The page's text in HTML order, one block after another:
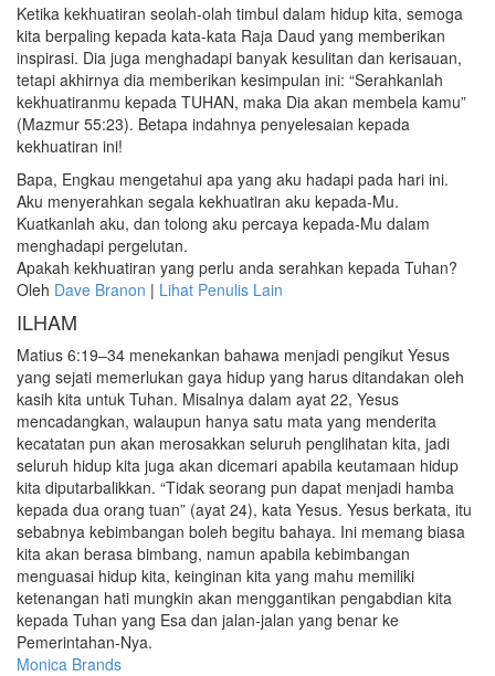
Ketika kekhuatiran seolah-olah timbul dalam hidup kita, semoga
kita berpaling kepada kata-kata Raja Daud yang memberikan
inspirasi. Dia juga menghadapi banyak kesulitan dan kerisauan,
tetapi akhirnya dia memberikan kesimpulan ini: “Serahkanlah
kekhuatiranmu kepada TUHAN, maka Dia akan membela kamu”
(Mazmur 55:23). Betapa indahnya penyelesaian kepada
kekhuatiran ini!
Bapa, Engkau mengetahui apa yang aku hadapi pada hari ini.
Aku menyerahkan segala kekhuatiran aku kepada-Mu.
Kuatkanlah aku, dan tolong aku percaya kepada-Mu dalam
menghadapi pergelutan.
Apakah kekhuatiran yang perlu anda serahkan kepada Tuhan?
Oleh Dave Branon | Lihat Penulis Lain
ILHAM
Matius 6:19–34 menekankan bahawa menjadi pengikut Yesus
yang sejati memerlukan gaya hidup yang harus ditandakan oleh
kasih kita untuk Tuhan. Misalnya dalam ayat 22, Yesus
mencadangkan, walaupun hanya satu mata yang menderita
kecatatan pun akan merosakkan seluruh penglihatan kita, jadi
seluruh hidup kita juga akan dicemari apabila keutamaan hidup
kita diputarbalikkan. “Tidak seorang pun dapat menjadi hamba
kepada dua orang tuan” (ayat 24), kata Yesus. Yesus berkata, itu
sebabnya kebimbangan boleh begitu bahaya. Ini memang biasa
kita akan berasa bimbang, namun apabila kebimbangan
menguasai hidup kita, keinginan kita yang mahu memiliki
ketenangan hati mungkin akan menggantikan pengabdian kita
kepada Tuhan yang Esa dan jalan-jalan yang benar ke
Pemerintahan-Nya.
Monica Brands